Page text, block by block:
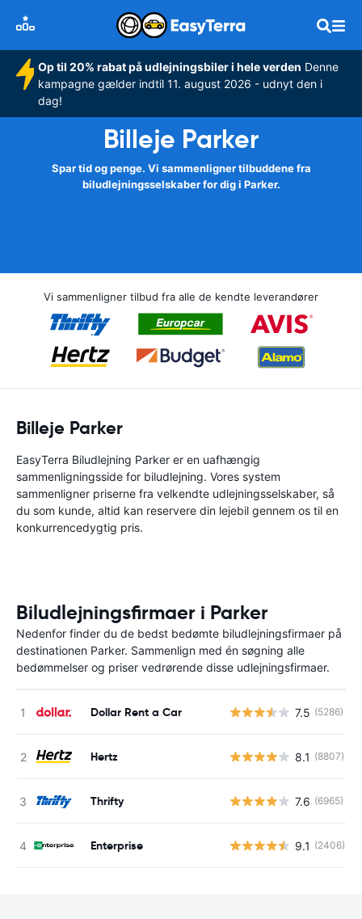
Op til 20% rabat på udlejningsbiler i hele verden Denne
kampagne gælder indtil 11. august 2026 - udnyt den i
dag!
Billeje Parker
Spar tid og penge. Vi sammenligner tilbuddene fra
biludlejningsselskaber for dig i Parker.
Vi sammenligner tilbud fra alle de kendte leverandører
Billeje Parker
EasyTerra Biludlejning Parker er en uafhængig
sammenligningsside for biludlejning. Vores system
sammenligner priserne fra velkendte udlejningsselskaber, så
du som kunde, altid kan reservere din lejebil gennem os til en
konkurrencedygtig pris.
Biludlejningsfirmaer i Parker
Nedenfor finder du de bedst bedømte biludlejningsfirmaer på
destinationen Parker. Sammenlign med én søgning alle
bedømmelser og priser vedrørende disse udlejningsfirmaer.
Dollar Rent a Car 7.5 (5286)
Hertz 8.1 (8807)
Thrifty 7.6 (6965)
Enterprise 9.1 (2406)